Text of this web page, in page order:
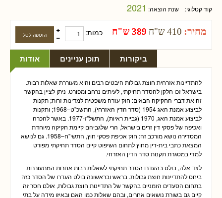
קוד קטלוגי: שנת הוצאה: 2021
מחיר: 410 ש"ח 389 ש"ח כמות:
אודות תוכן עניינים ביקורות
להתדיינות אזרחית חוצת גבולות היבטים רבים והיא מעוררת שאלות רבות.
בישראל זכו חלקן להסדר תחיקתי, לעיתים נרחב ומפורט. ניתן לציין בהקשר
זה את דברי החקיקה הבאים: חוק עזרה משפטית למדינות זרות; תקנות
לביצוע אמנת האג 1954 (סדר הדין האזרחי), התשכ"ט–1968; ותקנות
לביצוע אמנת האג, 1970 (גביית ראיות), התשל"ז-1977. באשר להכרה
ואכיפה של פסקי דין זרים בישראל, הרי שלגביהם קיימת חקיקה מיוחדת
המסדירה נושא מורכב זה: חוק אכיפת פסקי חוץ, התשי"ח–1958. גם לנושא
המצאת כתבי בית-דין מחוץ לתחום השיפוט קיים הסדר תחיקתי מפורט
למדי במסגרת תקנות סדר הדין האזרחי.
לצד אלה, בולט בהעדרו הסדר תחיקתי לשאלות רבות אחרות המתעוררות
ביחס להתדיינות חוצת גבולות. בראש ובראשונה בולט העדרו של הסדר כזה
בתחום הסעדים הזמניים בהקשר של התדיינות חוצת גבולות, אולם חסר זה
קיים גם בשורת נושאים אחרים, ובהם שאלות כמו האם ובאיזו מידה על בתי